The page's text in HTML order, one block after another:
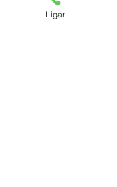
Com o objetivo de
seus clientes, o
Ligar